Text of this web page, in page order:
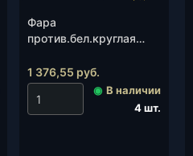
Фара
против.бел.круглая
шт.
1 376,55 руб.
◉ В наличии
4 шт.